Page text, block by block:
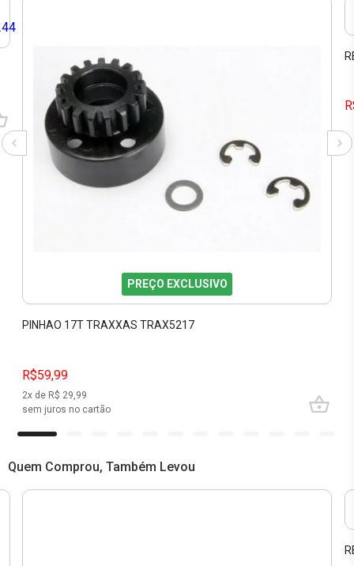
PREÇO EXCLUSIVO
PINHAO 17T TRAXXAS TRAX5217
R$59,99
2x de R$ 29,99
sem juros no cartão
Quem Comprou, Também Levou